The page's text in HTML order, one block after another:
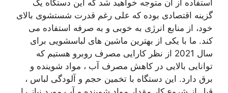
استفاده از آن متوجه خواهید شد که این دستگاه یک
گزینه اقتصادی بوده که علی رغم قدرت شستشوی بالای
خود، از منابع انرژی به خوبی و به صرفه استفاده می
کند. ما با یکی از بهترین ماشین های لباسشویی برای
سال 2021 از نظر کارایی مصرف روبرو هستیم که
توانایی بالایی در کاهش مصرف آب ، مواد شوینده و
برق دارد. این دستگاه با تخمین حجم و آلودگی لباس ،